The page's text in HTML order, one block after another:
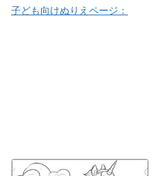
子ども向けぬりえページ：